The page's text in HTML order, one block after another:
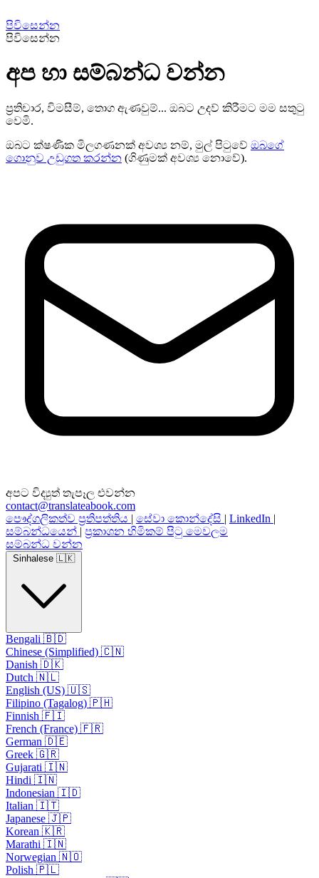
පිවිසෙන්න
පිවිසෙන්න
අප හා සම්බන්ධ වන්න
ප්‍රතිචාර, විමසීම්, තොග ඇණවුම්... ඔබට උදව් කිරීමට මම සතුටු
වෙමි.
ඔබට ක්ෂණික මිලගණනක් අවශ්‍ය නම්, මුල් පිටුවේ ඔබගේ
ගොනුව උඩුගත කරන්න (ගිණුමක් අවශ්‍ය නොවේ).
අපට විද්‍යුත් තැපෑල එවන්න
contact@translateabook.com
පෞද්ගලිකත්ව ප්‍රතිපත්තිය | සේවා කොන්දේසි | LinkedIn |
සම්බන්ධයෙන් | ප්‍රකාශන හිමිකම් පිටු මෙවලම
සම්බන්ධ වන්න
Sinhalese 🇱🇰
Bengali 🇧🇩
Chinese (Simplified) 🇨🇳
Danish 🇩🇰
Dutch 🇳🇱
English (US) 🇺🇸
Filipino (Tagalog) 🇵🇭
Finnish 🇫🇮
French (France) 🇫🇷
German 🇩🇪
Greek 🇬🇷
Gujarati 🇮🇳
Hindi 🇮🇳
Indonesian 🇮🇩
Italian 🇮🇹
Japanese 🇯🇵
Korean 🇰🇷
Marathi 🇮🇳
Norwegian 🇳🇴
Polish 🇵🇱